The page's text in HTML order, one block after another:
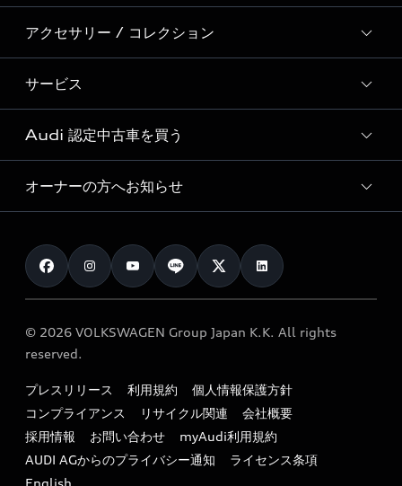
Audi Sport
Formula 1®
デジタルサービス
新車在庫検索
試乗車・展示車検索
見積もり依頼
試乗予約
モデル一覧
特別仕様モデル / 限定モデル
e-tronラインアップ
価格シミュレーション
車両比較
カタログ一覧
アクセサリー / コレクション
純正アクセサリー
オンラインショップ
Audi collection
アウディナビアプリ
サービス
サービス入庫予約
サービスプログラム
メンテナンス
車検 / 定期点検
e-tronアフターサポート
myAudi
Audi 認定中古車を買う
Audi認定中古車
クオリティ
保証
メンテナンス
ファイナンス
キャンペーン / イベント
買取査定
オーナーの方へお知らせ
お知らせ
オーナー様向けキャンペーン
特定整備適用車一覧
リサイクル法
よくある質問（FAQ）
© 2026 VOLKSWAGEN Group Japan K.K. All rights
reserved.
プレスリリース 利用規約
個人情報保護方針
コンプライアンス
リサイクル関連
会社概要
採用情報
お問い合わせ
myAudi利用規約
AUDI AGからのプライバシー通知
ライセンス条項
English